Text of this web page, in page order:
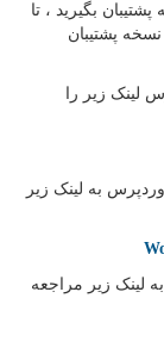
بگیرید ، تا
پشتیبان
زیر را
به لینک زیر
لینک زیر مراجعه